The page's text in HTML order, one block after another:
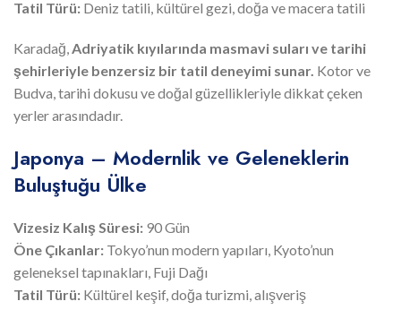
Tatil Türü: Deniz tatili, kültürel gezi, doğa ve macera tatili
Karadağ,Adriyatik kıyılarında masmavi suları ve tarihi
şehirleriyle benzersiz bir tatil deneyimi sunar. Kotor ve
Budva, tarihi dokusu ve doğal güzellikleriyle dikkat çeken
yerler arasındadır.
Japonya – Modernlik ve Geleneklerin
Buluştuğu Ülke
Vizesiz Kalış Süresi: 90 Gün
Öne Çıkanlar: Tokyo’nun modern yapıları, Kyoto’nun
geleneksel tapınakları, Fuji Dağı
Tatil Türü: Kültürel keşif, doğa turizmi, alışveriş